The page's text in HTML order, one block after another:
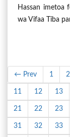
Hassan imetoa
wa Vifaa Tiba
← Prev 1 2
11 12 13
21 22 23
31 32 33